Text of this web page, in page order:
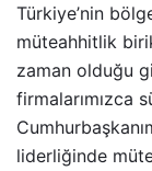
Türkiye’nin
müteahhitlik
zaman olduğu
firmalarımızca
liderliğinde